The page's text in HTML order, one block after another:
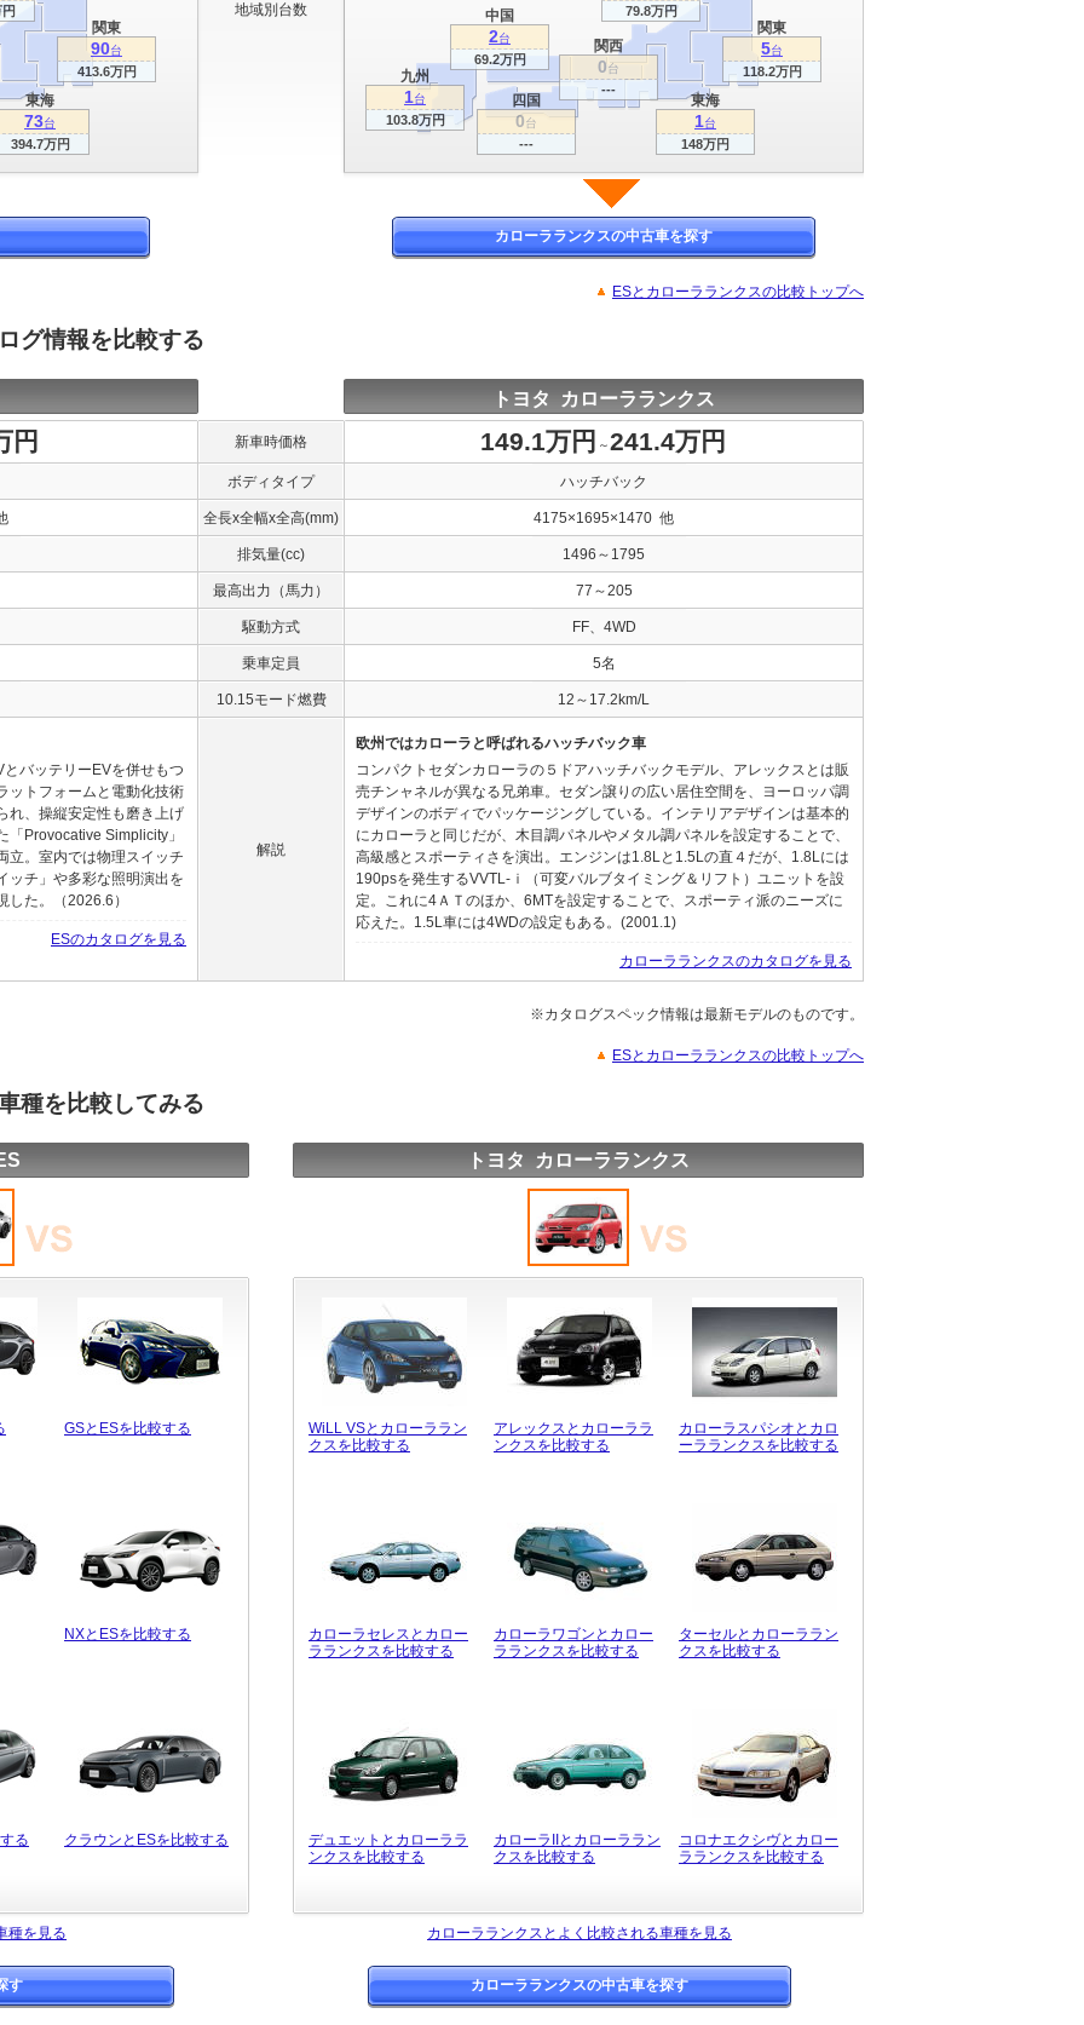
関東
90台
413.6万円
東海
73台
394.7万円
地域別台数
関東
5台
118.2万円
関西
0台
---
東海
1台
148万円
九州
1台
103.8万円
79.8万円
中国
2台
69.2万円
四国
0台
---
カローラランクスの中古車を探す
ESとカローラランクスの比較トップへ
グ情報を比較する
トヨタ カローラランクス
円 新車時価格 149.1万円 ～241.4万円
ボディタイプ ハッチバック
全長x全幅x全高(mm) 4175×1695×1470 他
排気量(cc) 1496～1795
最高出力（馬力） 77～205
駆動方式 FF、4WD
乗車定員 5名
10.15モード燃費 12～17.2km/L
バッテリーEVを併せもつ
ットフォームと電動化技術
れ、操縦安定性も磨き上げ
Provocative Simplicity」
立。室内では物理スイッチ
ッチ」や多彩な照明演出を
た。（2026.6）
ESのカタログを見る
解説
欧州ではカローラと呼ばれるハッチバック車
コンパクトセダンカローラの５ドアハッチバックモデル、アレックスとは販
売チンャネルが異なる兄弟車。セダン譲りの広い居住空間を、ヨーロッパ調
デザインのボディでパッケージングしている。インテリアデザインは基本的
にカローラと同じだが、木目調パネルやメタル調パネルを設定することで、
高級感とスポーティさを演出。エンジンは1.8Lと1.5Lの直４だが、1.8Lには
190psを発生するVVTL-ｉ（可変バルブタイミング＆リフト）ユニットを設
定。これに4ＡＴのほか、6MTを設定することで、スポーティ派のニーズに
応えた。1.5L車には4WDの設定もある。(2001.1)
カローラランクスのカタログを見る
※カタログスペック情報は最新モデルのものです。
ESとカローラランクスの比較トップへ
種を比較してみる
GSとESを比較する
NXとESを比較する
る クラウンとESを比較する
トヨタ カローラランクス
WiLL VSとカローララン
クスを比較する
アレックスとカローララ
ンクスを比較する
カローラスパシオとカロ
ーラランクスを比較する
カローラセレスとカロー
ラランクスを比較する
カローラワゴンとカロー
ラランクスを比較する
ターセルとカローララン
クスを比較する
デュエットとカローララ
ンクスを比較する
カローラIIとカローララン
クスを比較する
コロナエクシヴとカロー
ラランクスを比較する
種を見る カローラランクスとよく比較される車種を見る
す カローラランクスの中古車を探す